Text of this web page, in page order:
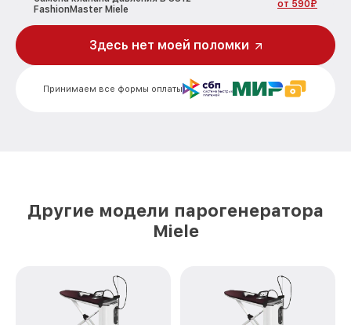
FashionMaster Miele
от 590₽
Чистка системы генерации пара B 3312
FashionMaster Miele
Профилактическая чистка B 3312
FashionMaster Miele
от 550₽
Замена шнура питания B 3312
3312 FashionMaster Miele
Восстановление электроклапана B 3312
FashionMaster Miele
от 600₽
Принимаем все формы оплаты
Здесь нет моей поломки
Другие модели парогенератора
Miele